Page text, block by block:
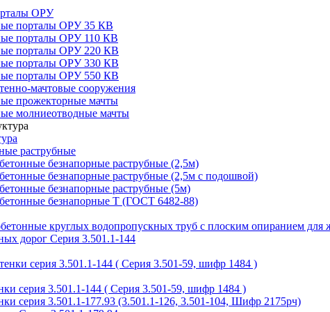
ОРУ
порталы ОРУ 35 КВ
порталы ОРУ 110 КВ
порталы ОРУ 220 КВ
порталы ОРУ 330 КВ
порталы ОРУ 550 КВ
мачтовые сооружения
прожекторные мачты
молниеотводные мачты
раструбные
безнапорные раструбные (2,5м)
безнапорные раструбные (2,5м с подошвой)
безнапорные раструбные (5м)
безнапорные Т (ГОСТ 6482-88)
круглых водопропускных труб с плоским опиранием для
дорог Серия 3.501.1-144
серия 3.501.1-144 ( Серия 3.501-59, шифр 1484 )
серия 3.501.1-144 ( Серия 3.501-59, шифр 1484 )
серия 3.501.1-177.93 (3.501.1-126, 3.501-104, Шифр 2175рч)